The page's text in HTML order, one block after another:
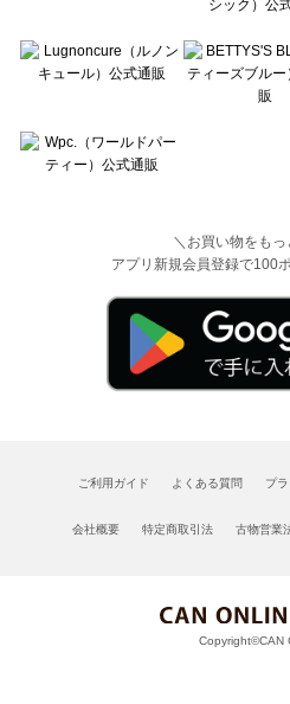
＼お買い物をもっ
アプリ新規会員登録で100
ご利用ガイド よくある質問 プ
会社概要 特定商取引法 古物営業
Copyright©CAN